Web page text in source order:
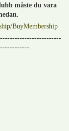
måste du vara
BuyMembership